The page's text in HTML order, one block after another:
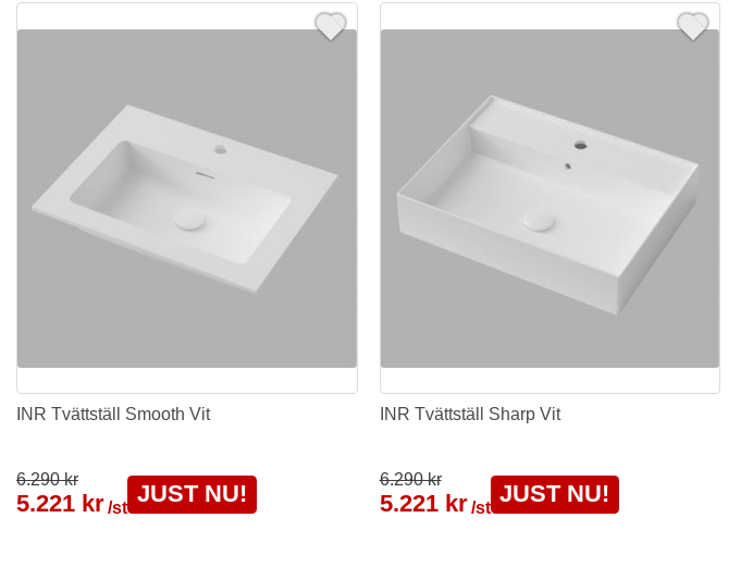
INR Tvättställ Smooth Vit
6.290 kr
5.221 kr/st
JUST NU!
INR Tvättställ Sharp Vit
6.290 kr
5.221 kr /st
JUST NU!